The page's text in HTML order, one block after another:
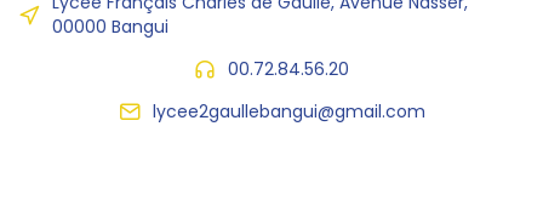
00000 Bangui
00.72.84.56.20
lycee2gaullebangui@gmail.com